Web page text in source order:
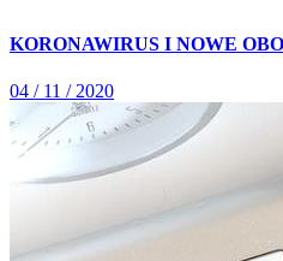
KORONAWIRUS I NOWE
04 / 11 / 2020